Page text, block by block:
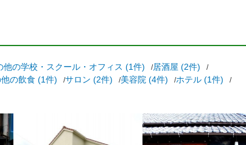
他の学校・スクール・オフィス (1件)
居酒屋 (2件)
の飲食 (1件) サロン (2件) 美容院 (4件)
ホテル (1件)